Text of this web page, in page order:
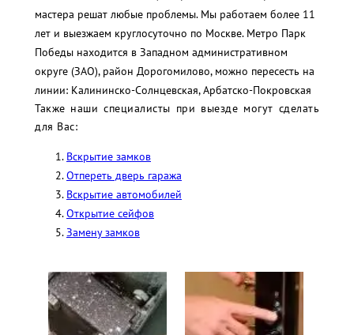
мастера решат любые проблемы. Мы работаем более 11
лет и выезжаем круглосуточно по Москве. Метро Парк
Победы находится в Западном административном
округе (ЗАО), район Дорогомилово, можно пересесть на
линии: Калининско-Солнцевская, Арбатско-Покровская
Также наши специалисты при выезде могут сделать
для Вас:
Вскрытие замков
Отпереть дверь гаража
Вскрытие автомобилей
Открытие сейфов
Замену замков